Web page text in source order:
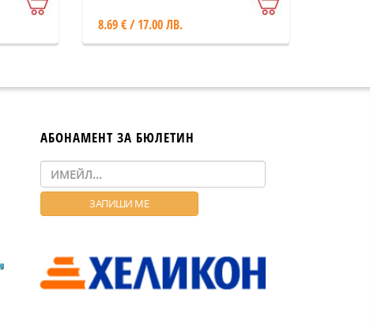
8.69 € / 17.00 ЛВ.
АБОНАМЕНТ ЗА БЮЛЕТИН